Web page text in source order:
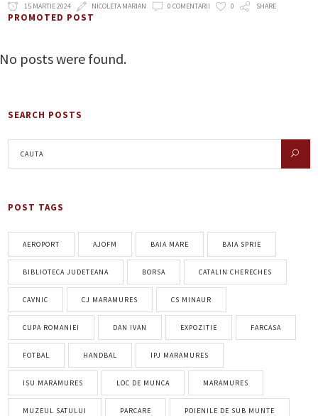
15 MARTIE 2024 NICOLETA MARIAN 0 COMENTARII 0 SHARE
PROMOTED POST
No posts were found.
SEARCH POSTS
POST TAGS
AEROPORT AJOFM BAIA MARE BAIA SPRIE
BIBLIOTECA JUDETEANA BORSA CATALIN CHERECHES
CAVNIC CJ MARAMURES CS MINAUR
CUPA ROMANIEI DAN IVAN EXPOZITIE FARCASA
FOTBAL HANDBAL IPJ MARAMURES
ISU MARAMURES LOC DE MUNCA MARAMURES
MUZEUL SATULUI PARCARE POIENILE DE SUB MUNTE